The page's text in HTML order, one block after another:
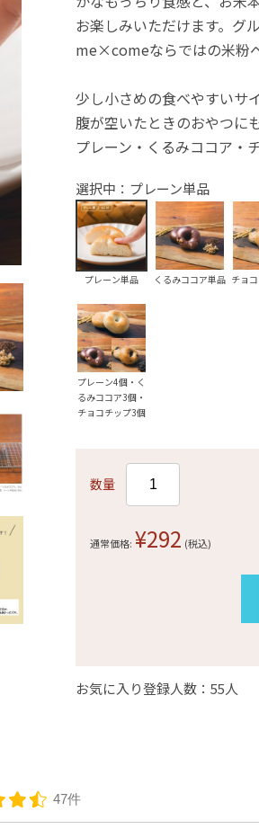
お楽しみいただけます。グ
me×comeならではの米粉
少し小さめの食べやすいサ
腹が空いたときのおやつに
プレーン・くるみココア・
選択中：プレーン単品
プレーン単品 くるみココア単品 チョ
プレーン4個・く
るみココア3個・
チョコチップ3個
数量
通常価格: ¥292 (税込)
お気に入り登録人数：55人
47件